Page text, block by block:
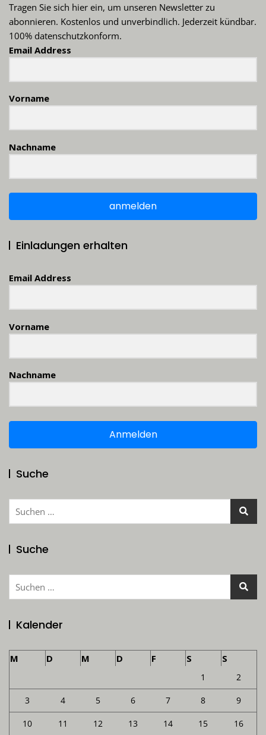
Tragen Sie sich hier ein, um unseren Newsletter zu
abonnieren. Kostenlos und unverbindlich. Jederzeit kündbar.
100% datenschutzkonform.
Email Address
Vorname
Nachname
anmelden
Einladungen erhalten
Email Address
Vorname
Nachname
Anmelden
Suche
Suchen
Suche
Suchen
Kalender
M D M D F S S
1 2
3 4 5 6 7 8 9
10 11 12 13 14 15 16